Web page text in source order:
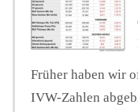
Früher haben wir
IVW-Zahlen